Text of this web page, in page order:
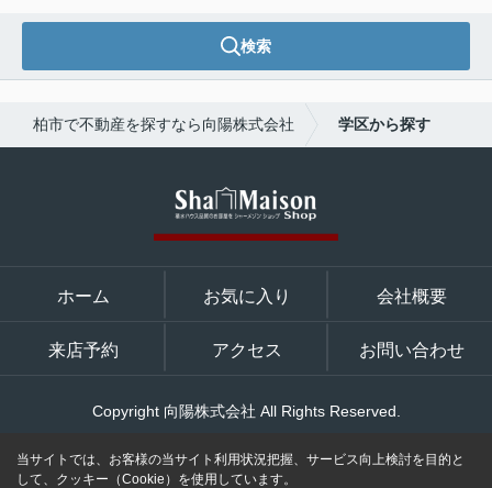
検索
柏市で不動産を探すなら向陽株式会社 学区から探す
ホーム お気に入り 会社概要
来店予約 アクセス お問い合わせ
Copyright 向陽株式会社 All Rights Reserved.
当サイトでは、お客様の当サイト利用状況把握、サービス向上検討を目的と
して、クッキー（Cookie）を使用しています。